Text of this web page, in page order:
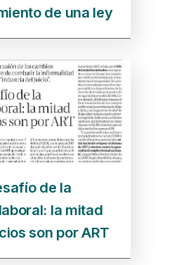
de una ley
de la
la mitad
son por ART